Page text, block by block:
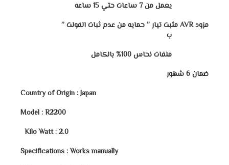
يعمل من 7 ساعات حتي 15 ساعه
AVRمزود
ملفات نحاس 100% بالكامل
ضمان 6 شهور
Country of Origin : Japan
Model : R2200
Kilo Watt : 2.0
Specifications : Works manually